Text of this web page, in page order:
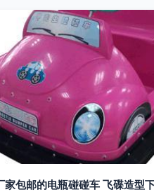
家包邮的电瓶碰碰车 飞碟造型